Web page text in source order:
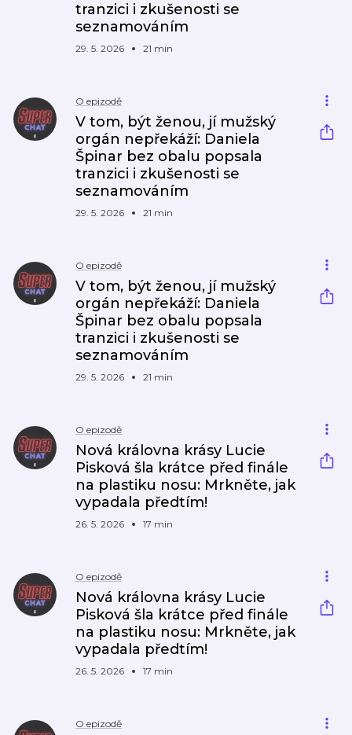
tranzici i zkušenosti se
seznamováním
29. 5. 2026 21 min
O epizodě
V tom, být ženou, jí mužský
orgán nepřekáží: Daniela
Špinar bez obalu popsala
tranzici i zkušenosti se
seznamováním
29. 5. 2026 21 min
O epizodě
V tom, být ženou, jí mužský
orgán nepřekáží: Daniela
Špinar bez obalu popsala
tranzici i zkušenosti se
seznamováním
29. 5. 2026 21 min
O epizodě
Nová královna krásy Lucie
Pisková šla krátce před finále
na plastiku nosu: Mrkněte, jak
vypadala předtím!
26. 5. 2026 17 min
O epizodě
Nová královna krásy Lucie
Pisková šla krátce před finále
na plastiku nosu: Mrkněte, jak
vypadala předtím!
26. 5. 2026 17 min
O epizodě